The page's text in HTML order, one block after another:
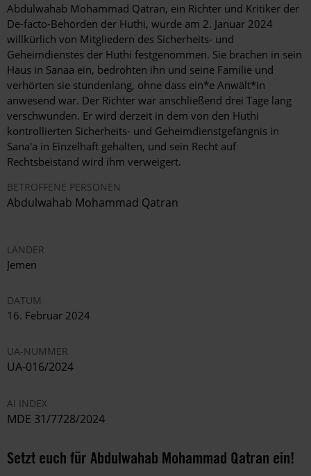
Abdulwahab Mohammad Qatran, ein Richter und Kritiker der
De-facto-Behörden der Huthi, wurde am 2. Januar 2024
willkürlich von Mitgliedern des Sicherheits- und
Geheimdienstes der Huthi festgenommen. Sie brachen in sein
Haus in Sanaa ein, bedrohten ihn und seine Familie und
verhörten sie stundenlang, ohne dass ein*e Anwält*in
anwesend war. Der Richter war anschließend drei Tage lang
verschwunden. Er wird derzeit in dem von den Huthi
kontrollierten Sicherheits- und Geheimdienstgefängnis in
Sana'a in Einzelhaft gehalten, und sein Recht auf
Rechtsbeistand wird ihm verweigert.
BETROFFENE PERSONEN
Abdulwahab Mohammad Qatran
LÄNDER
Jemen
DATUM
16. Februar 2024
UA-NUMMER
UA-016/2024
AI INDEX
MDE 31/7728/2024
Setzt euch für Abdulwahab Mohammad Qatran ein!